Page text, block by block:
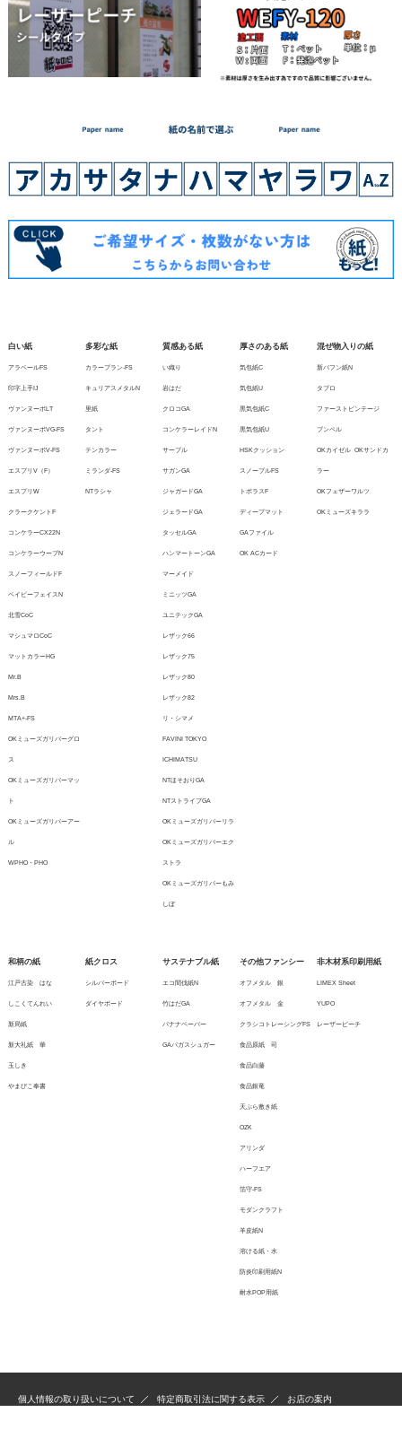
白い紙
アラベールFS
印字上手IJ
ヴァンヌーボLT
ヴァンヌーボVG-FS
ヴァンヌーボV-FS
エスプリV（F）
エスプリW
クラークケントF
コンケラーCX22N
コンケラーウーブN
スノーフィールドF
ベイビーフェイスN
北雪CoC
マシュマロCoC
マットカラーHG
Mr.B
Mrs.B
MTA+-FS
OKミューズガリバーグロ
ス
OKミューズガリバーマッ
ト
OKミューズガリバーアー
ル
WPHO・PHO
多彩な紙
カラープラン-FS
キュリアスメタルN
里紙
タント
テンカラー
ミランダ-FS
NTラシャ
質感ある紙
い織り
岩はだ
クロコGA
コンケラーレイドN
サーブル
サガンGA
ジャガードGA
ジェラードGA
タッセルGA
ハンマートーンGA
マーメイド
ミニッツGA
ユニテックGA
レザック66
レザック75
レザック80
レザック82
リ・シマメ
FAVINI TOKYO
ICHIMATSU
NTほそおりGA
NTストライプGA
OKミューズガリバーリラ
OKミューズガリバーエク
ストラ
OKミューズガリバーもみ
しぼ
厚さのある紙
気包紙C
気包紙U
黒気包紙C
黒気包紙U
HSKクッション
スノーブルFS
トポラスF
ディープマット
GAファイル
OK ACカード
混ぜ物入りの紙
新バフン紙N
タブロ
ファーストビンテージ
ブンペル
OKカイゼル OKサンドカ
ラー
OKフェザーワルツ
OKミューズキララ
和柄の紙
江戸古染 はな
しこくてんれい
新局紙
新大礼紙 華
玉しき
やまびこ奉書
紙クロス
シルバーボード
ダイヤボード
サステナブル紙
エコ間伐紙N
竹はだGA
バナナペーパー
GAバガスシュガー
その他ファンシー
オフメタル 銀
オフメタル 金
クラシコトレーシングFS
食品原紙 司
食品白藤
食品銀竜
天ぷら敷き紙
OZK
アリンダ
ハーフエア
箔守-FS
モダンクラフト
羊皮紙N
溶ける紙・水
防炎印刷用紙N
耐水POP用紙
非木材系印刷用紙
LIMEX Sheet
YUPO
レーザーピーチ
個人情報の取り扱いについて 特定商取引法に関する表示 お店の案内